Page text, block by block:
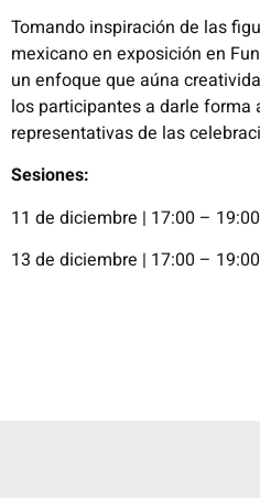
Tomando inspiración de las
mexicano en exposición en
un enfoque que aúna
los participantes a darle forma
representativas de las
Sesiones:
11 de diciembre | 17:00 –
13 de diciembre | 17:00 –